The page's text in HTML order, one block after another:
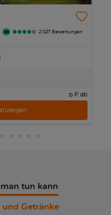
2.027 Bewertungen
p.P. ab
tun kann
und Getränke